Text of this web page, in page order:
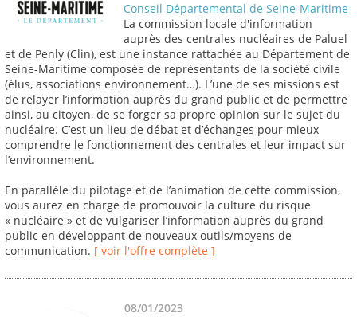
Conseil Départemental de Seine-Maritime
La commission locale d'information
auprès des centrales nucléaires de Paluel
et de Penly (Clin), est une instance rattachée au Département de
Seine-Maritime composée de représentants de la société civile
(élus, associations environnement…). L’une de ses missions est
de relayer l’information auprès du grand public et de permettre
ainsi, au citoyen, de se forger sa propre opinion sur le sujet du
nucléaire. C’est un lieu de débat et d’échanges pour mieux
comprendre le fonctionnement des centrales et leur impact sur
l’environnement.
En parallèle du pilotage et de l’animation de cette commission,
vous aurez en charge de promouvoir la culture du risque
« nucléaire » et de vulgariser l’information auprès du grand
public en développant de nouveaux outils/moyens de
communication. [ voir l'offre complète ]
08/01/2023